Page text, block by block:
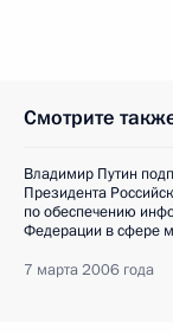
Смотрите
Владимир Путин
Президента
по обеспечению
Федерации в сфере
7 марта 2006 года